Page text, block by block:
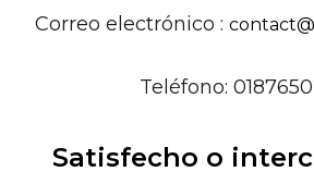
Correo electrónico :
Teléfono:
Satisfecho o